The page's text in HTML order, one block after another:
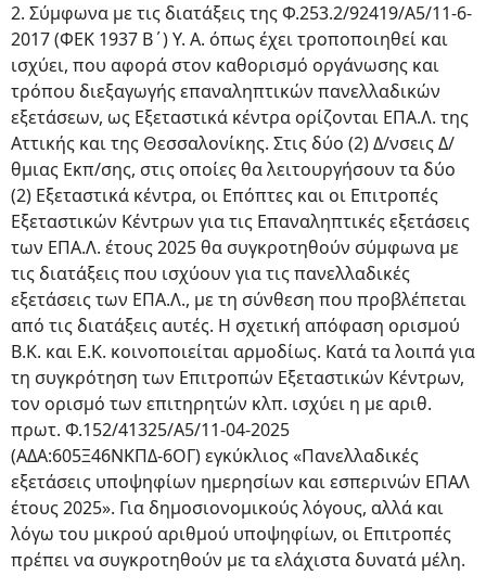
2. Σύμφωνα με τις διατάξεις της Φ.253.2/92419/Α5/11-6-
2017 (ΦΕΚ 1937 Β΄) Υ. Α. όπως έχει τροποποιηθεί και
ισχύει, που αφορά στον καθορισμό οργάνωσης και
τρόπου διεξαγωγής επαναληπτικών πανελλαδικών
εξετάσεων, ως Εξεταστικά κέντρα ορίζονται ΕΠΑ.Λ. της
Αττικής και της Θεσσαλονίκης. Στις δύο (2) Δ/νσεις Δ/
θμιας Εκπ/σης, στις οποίες θα λειτουργήσουν τα δύο
(2) Εξεταστικά κέντρα, οι Επόπτες και οι Επιτροπές
Εξεταστικών Κέντρων για τις Επαναληπτικές εξετάσεις
των ΕΠΑ.Λ. έτους 2025 θα συγκροτηθούν σύμφωνα με
τις διατάξεις που ισχύουν για τις πανελλαδικές
εξετάσεις των ΕΠΑ.Λ., με τη σύνθεση που προβλέπεται
από τις διατάξεις αυτές. Η σχετική απόφαση ορισμού
Β.Κ. και Ε.Κ. κοινοποιείται αρμοδίως. Κατά τα λοιπά για
τη συγκρότηση των Επιτροπών Εξεταστικών Κέντρων,
τον ορισμό των επιτηρητών κλπ. ισχύει η με αριθ.
πρωτ. Φ.152/41325/Α5/11-04-2025
(ΑΔΑ:605Ξ46ΝΚΠΔ-6ΟΓ) εγκύκλιος «Πανελλαδικές
εξετάσεις υποψηφίων ημερησίων και εσπερινών ΕΠΑΛ
έτους 2025». Για δημοσιονομικούς λόγους, αλλά και
λόγω του μικρού αριθμού υποψηφίων, οι Επιτροπές
πρέπει να συγκροτηθούν με τα ελάχιστα δυνατά μέλη.